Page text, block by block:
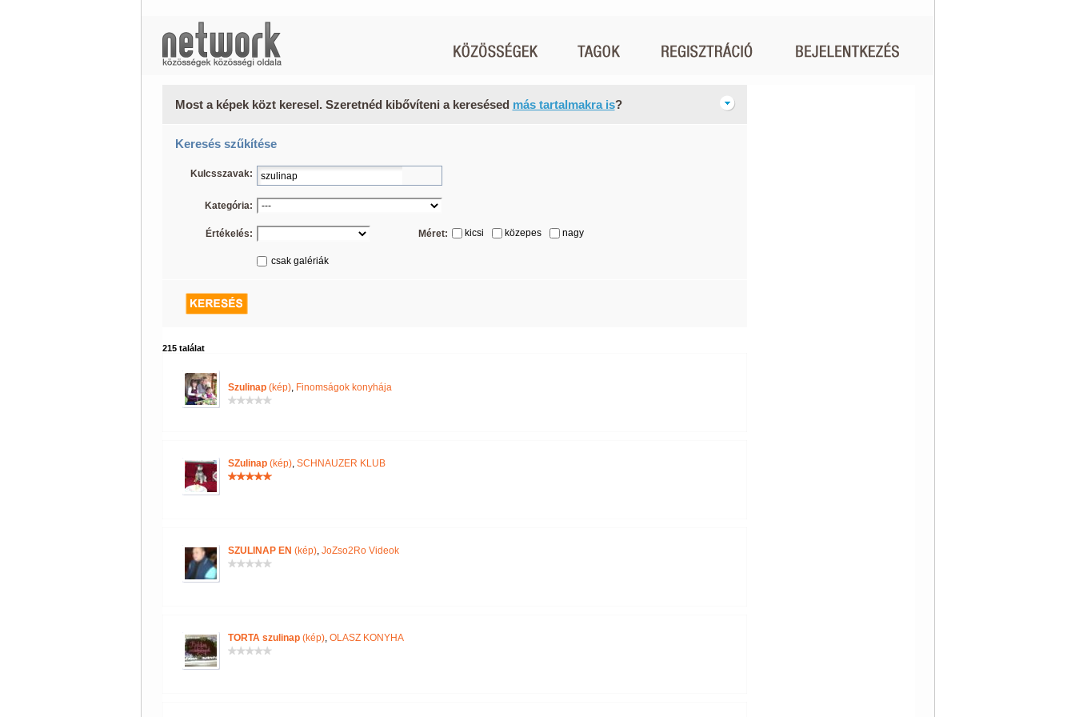
Most a képek közt keresel. Szeretnéd kibővíteni a keresésed más tartalmakra is?
Keresés szűkítése
Kulcsszavak:
Kategória:
Értékelés: Méret: kicsi közepes nagy
csak galériák
215 találat
Szulinap(kép), Finomságok konyhája
SZulinap(kép), SCHNAUZER KLUB
SZULINAP EN (kép), JoZso2Ro Videok
TORTA szulinap(kép), OLASZ KONYHA